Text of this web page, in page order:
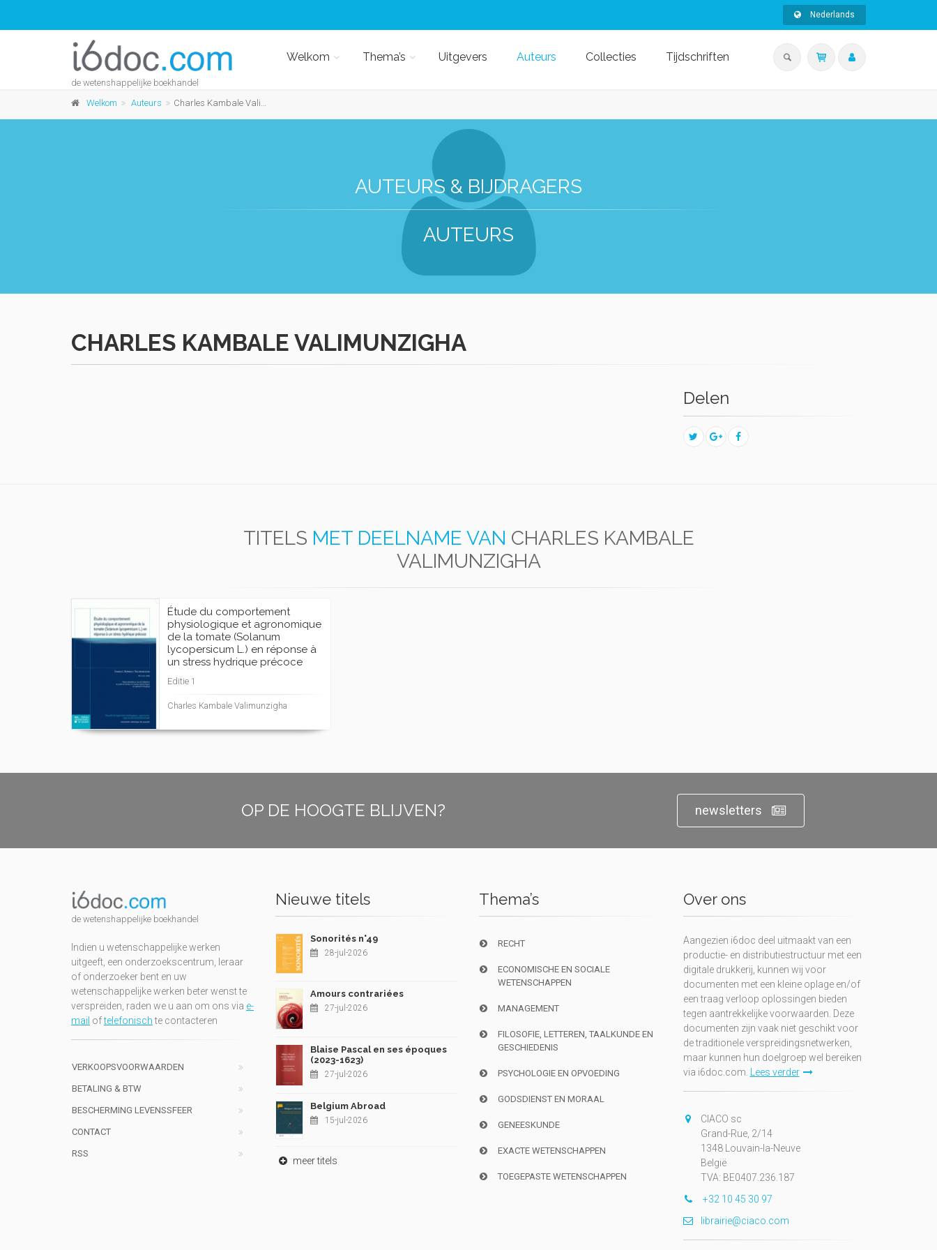
Nederlands
de wetenshappelijke boekhandel
Welkom Thema’s Uitgevers Auteurs Collecties Tijdschriften
Welkom Auteurs Charles Kambale Valimunzigha
AUTEURS & BIJDRAGERS
AUTEURS
CHARLES KAMBALE VALIMUNZIGHA
Delen
TITELS MET DEELNAME VAN CHARLES KAMBALE
VALIMUNZIGHA
Étude du comportement
physiologique et agronomique
de la tomate (Solanum
lycopersicum L.) en réponse à
un stress hydrique précoce
Editie 1
Charles Kambale Valimunzigha
OP DE HOOGTE BLIJVEN? newsletters
de wetenshappelijke boekhandel
Indien u wetenschappelijke werken
uitgeeft, een onderzoekscentrum, leraar
of onderzoeker bent en uw
wetenschappelijke werken beter wenst te
verspreiden, raden we u aan om ons via e-
mail oftelefonischte contacteren
VERKOOPSVOORWAARDEN
BETALING & BTW
BESCHERMING LEVENSSFEER
CONTACT
RSS
Nieuwe titels
Sonorités n°49
28-jul-2026
Amours contrariées
27-jul-2026
Blaise Pascal en ses époques
(2023-1623)
27-jul-2026
Belgium Abroad
15-jul-2026
meer titels
Thema’s
RECHT
ECONOMISCHE EN SOCIALE
WETENSCHAPPEN
MANAGEMENT
FILOSOFIE, LETTEREN, TAALKUNDE EN
GESCHIEDENIS
PSYCHOLOGIE EN OPVOEDING
GODSDIENST EN MORAAL
GENEESKUNDE
EXACTE WETENSCHAPPEN
TOEGEPASTE WETENSCHAPPEN
Over ons
Aangezien i6doc deel uitmaakt van een
productie- en distributiestructuur met een
digitale drukkerij, kunnen wij voor
documenten met een kleine oplage en/of
een traag verloop oplossingen bieden
tegen aantrekkelijke voorwaarden. Deze
documenten zijn vaak niet geschikt voor
de traditionele verspreidingsnetwerken,
maar kunnen hun doelgroep wel bereiken
via i6doc.com.
Lees verder
CIACO sc
Grand-Rue, 2/14
1348 Louvain-la-Neuve
België
TVA: BE0407.236.187
+32 10 45 30 97
librairie@ciaco.com